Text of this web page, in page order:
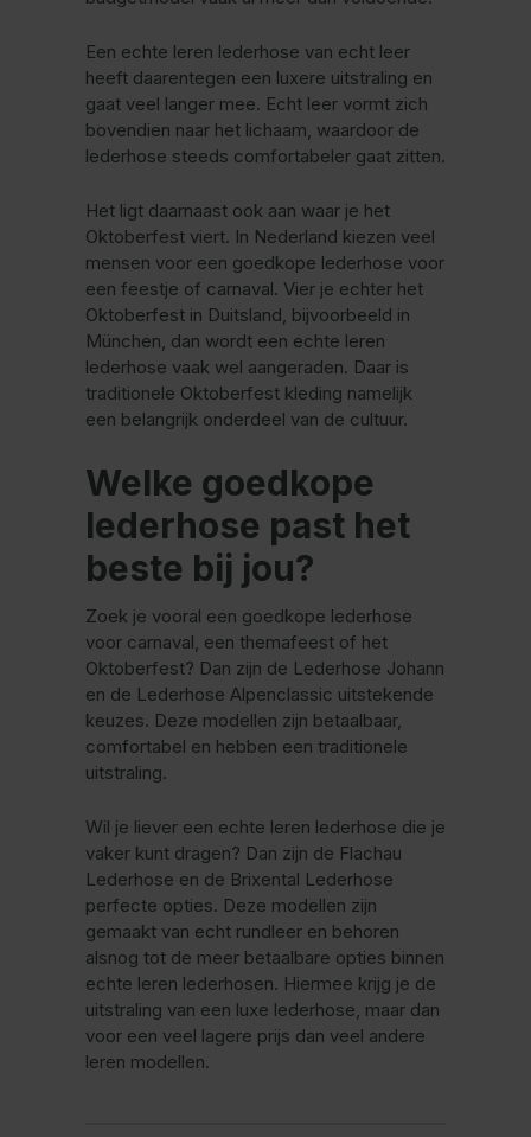
Een echte leren lederhose van echt leer
heeft daarentegen een luxere uitstraling en
gaat veel langer mee. Echt leer vormt zich
bovendien naar het lichaam, waardoor de
lederhose steeds comfortabeler gaat zitten.
Het ligt daarnaast ook aan waar je het
Oktoberfest viert. In Nederland kiezen veel
mensen voor een goedkope lederhose voor
een feestje of carnaval. Vier je echter het
Oktoberfest in Duitsland, bijvoorbeeld in
München, dan wordt een echte leren
lederhose vaak wel aangeraden. Daar is
traditionele Oktoberfest kleding namelijk
een belangrijk onderdeel van de cultuur.
Welke goedkope
lederhose past het
beste bij jou?
Zoek je vooral een goedkope lederhose
voor carnaval, een themafeest of het
Oktoberfest? Dan zijn de Lederhose Johann
en de Lederhose Alpenclassic uitstekende
keuzes. Deze modellen zijn betaalbaar,
comfortabel en hebben een traditionele
uitstraling.
Wil je liever een echte leren lederhose die je
vaker kunt dragen? Dan zijn de Flachau
Lederhose en de Brixental Lederhose
perfecte opties. Deze modellen zijn
gemaakt van echt rundleer en behoren
alsnog tot de meer betaalbare opties binnen
echte leren lederhosen. Hiermee krijg je de
uitstraling van een luxe lederhose, maar dan
voor een veel lagere prijs dan veel andere
leren modellen.